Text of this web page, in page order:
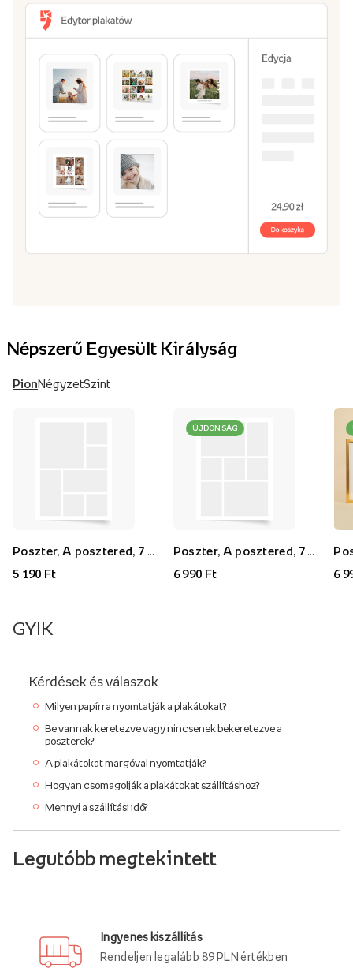
Népszerű Egyesült Királyság
PionNégyzetSzint
5 190 Ft
ÚJDONSÁG
6 990 Ft
6
GYIK
Kérdések és válaszok
Milyen papírra nyomtatják a plakátokat?
Be vannak keretezve vagy nincsenek bekeretezve a
poszterek?
A plakátokat margóval nyomtatják?
Hogyan csomagolják a plakátokat szállításhoz?
Mennyi a szállítási idő?
Legutóbb megtekintett
Ingyenes kiszállítás
Rendeljen legalább 89 PLN értékben